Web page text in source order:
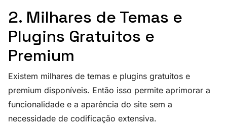
2. Milhares de Temas e
Plugins Gratuitos e
Premium
Existem milhares de temas e plugins gratuitos e
premium disponíveis. Então isso permite aprimorar a
funcionalidade e a aparência do site sem a
necessidade de codificação extensiva.